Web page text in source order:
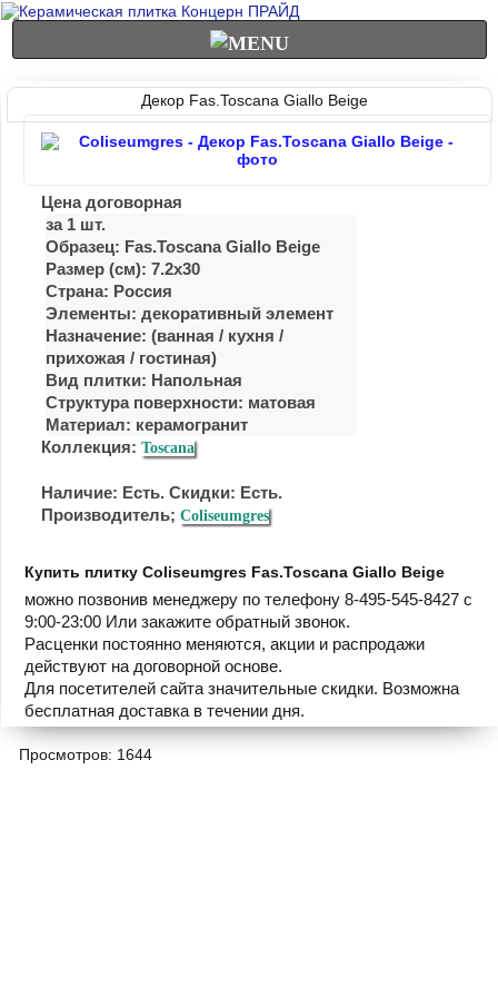
Декор Fas.Toscana Giallo Beige
Цена договорная
за 1 шт.
Образец: Fas.Toscana Giallo Beige
Размер (см): 7.2x30
Страна: Россия
Элементы: декоративный элемент
Назначение: (ванная / куxня /
приxожая / гостиная)
Вид плитки: Напольная
Структура поверхности: матовая
Материал: керамогранит
Коллекция: Toscana
Наличие: Есть. Скидки: Есть.
Производитель; Coliseumgres
Купить плитку Coliseumgres Fas.Toscana Giallo Beige
можно позвонив менеджеру по телефону 8-495-545-8427 с
9:00-23:00 Или закажите обратный звонок.
Расценки постоянно меняются, акции и распродажи
действуют на договорной основе.
Для посетителей сайта значительные скидки. Возможна
бесплатная доставка в течении дня.
Просмотров: 1644